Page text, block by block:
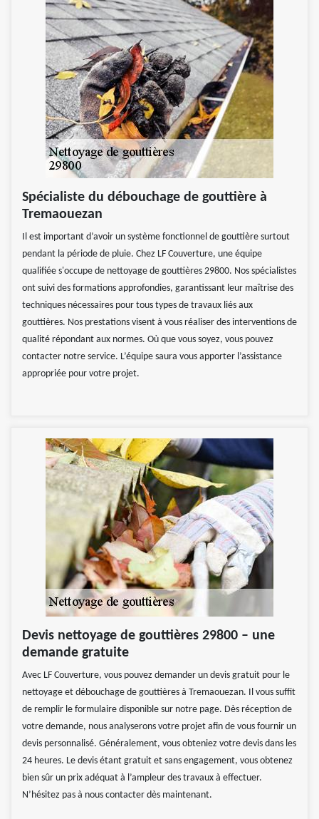
Spécialiste du débouchage de gouttière à
Tremaouezan
Il est important d’avoir un système fonctionnel de gouttière surtout
pendant la période de pluie. Chez LF Couverture, une équipe
qualifiée s'occupe de nettoyage de gouttières 29800. Nos spécialistes
ont suivi des formations approfondies, garantissant leur maîtrise des
techniques nécessaires pour tous types de travaux liés aux
gouttières. Nos prestations visent à vous réaliser des interventions de
qualité répondant aux normes. Où que vous soyez, vous pouvez
contacter notre service. L’équipe saura vous apporter l’assistance
appropriée pour votre projet.
Devis nettoyage de gouttières 29800 – une
demande gratuite
Avec LF Couverture, vous pouvez demander un devis gratuit pour le
nettoyage et débouchage de gouttières à Tremaouezan. Il vous suffit
de remplir le formulaire disponible sur notre page. Dès réception de
votre demande, nous analyserons votre projet afin de vous fournir un
devis personnalisé. Généralement, vous obteniez votre devis dans les
24 heures. Le devis étant gratuit et sans engagement, vous obtenez
bien sûr un prix adéquat à l’ampleur des travaux à effectuer.
N’hésitez pas à nous contacter dès maintenant.